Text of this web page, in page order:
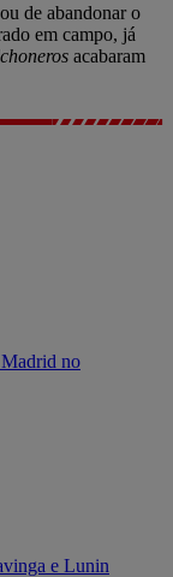
de abandonar o
em campo, já
acabaram
no
e Lunin